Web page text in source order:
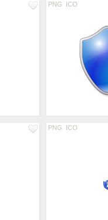
PNG ICO
PNG ICO